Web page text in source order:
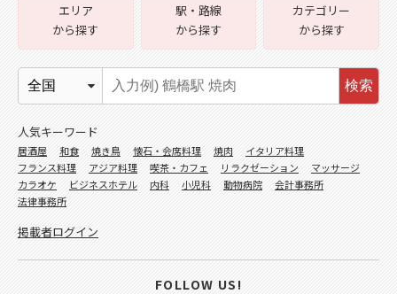
エリア
から探す
駅・路線
から探す
カテゴリー
から探す
検索
人気キーワード
居酒屋 和食 焼き鳥 懐石・会席料理 焼肉
イタリア料理
フランス料理
アジア料理 喫茶・カフェ リラクゼーション
マッサージ
カラオケ
ビジネスホテル 内科 小児科 動物病院
会計事務所
法律事務所
掲載者ログイン
FOLLOW US!